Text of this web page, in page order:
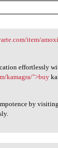
item/
effortlessly
kamagra/">buy
by